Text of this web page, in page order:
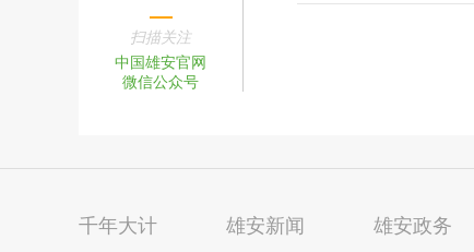
扫描关注
中国雄安官网
微信公众号
千年大计 雄安新闻 雄安政务